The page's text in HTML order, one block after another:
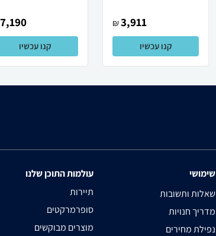
3,911
₪
קנו עכשיו
7,190
קנו עכשיו
שימושי
שאלות ותשובות
מדריך חנויות
נפילת מחירים
עולמות התוכן שלנו
תיירות
סופרמרקטים
מוצרים מבוקשים